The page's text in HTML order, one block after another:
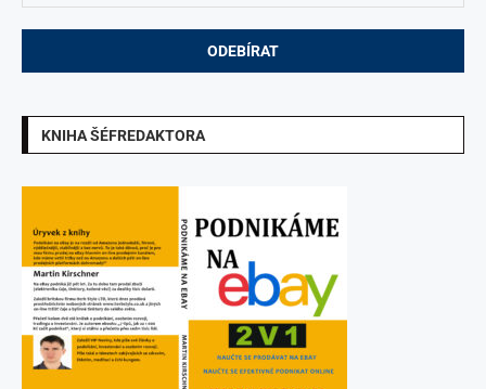
KNIHA ŠÉFREDAKTORA